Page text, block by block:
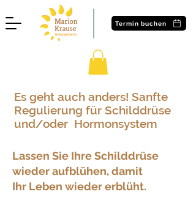
Termin buchen
Es geht auch anders! Sanfte
Regulierung für Schilddrüse
und/oder Hormonsystem
Lassen Sie Ihre Schilddrüse
wieder aufblühen, damit
Ihr Leben wieder erblüht.